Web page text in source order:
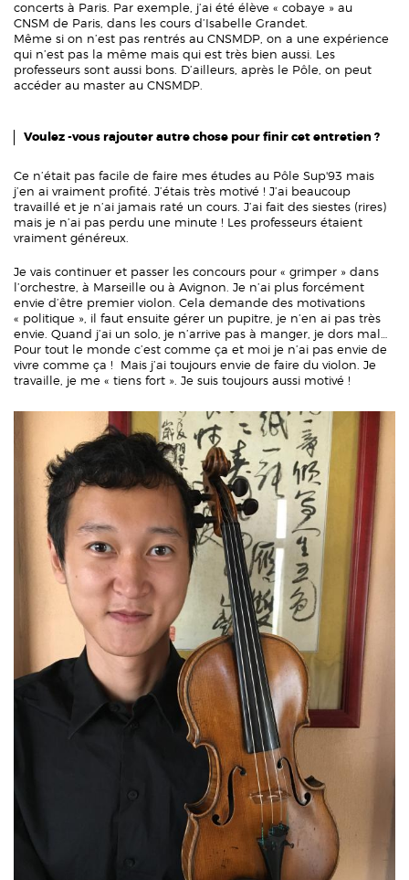
concerts à Paris. Par exemple, j’ai été élève « cobaye » au
CNSM de Paris, dans les cours d’Isabelle Grandet.
Même si on n’est pas rentrés au CNSMDP, on a une expérience
qui n’est pas la même mais qui est très bien aussi. Les
professeurs sont aussi bons. D’ailleurs, après le Pôle, on peut
accéder au master au CNSMDP.
Voulez -vous rajouter autre chose pour finir cet entretien ?
Ce n’était pas facile de faire mes études au Pôle Sup'93 mais
j’en ai vraiment profité. J’étais très motivé ! J’ai beaucoup
travaillé et je n’ai jamais raté un cours. J’ai fait des siestes (rires)
mais je n’ai pas perdu une minute ! Les professeurs étaient
vraiment généreux.
Je vais continuer et passer les concours pour « grimper » dans
l’orchestre, à Marseille ou à Avignon. Je n’ai plus forcément
envie d’être premier violon. Cela demande des motivations
« politique », il faut ensuite gérer un pupitre, je n’en ai pas très
envie. Quand j’ai un solo, je n’arrive pas à manger, je dors mal…
Pour tout le monde c’est comme ça et moi je n’ai pas envie de
vivre comme ça ! Mais j’ai toujours envie de faire du violon. Je
travaille, je me « tiens fort ». Je suis toujours aussi motivé !